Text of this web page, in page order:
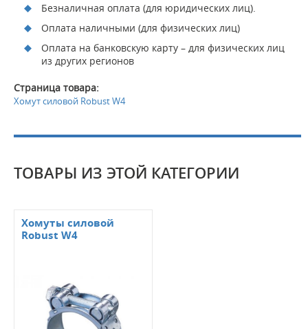
Безналичная оплата (для юридических лиц).
Оплата наличными (для физических лиц)
Оплата на банковскую карту – для физических лиц
из других регионов
Страница товара:
Хомут силовой Robust W4
ТОВАРЫ ИЗ ЭТОЙ КАТЕГОРИИ
Хомуты силовой
Robust W4